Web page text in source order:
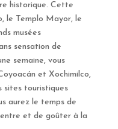
historique. Cette
le Templo Mayor, le
musées
sensation de
semaine, vous
et Xochimilco,
sites touristiques
aurez le temps de
et de goûter à la